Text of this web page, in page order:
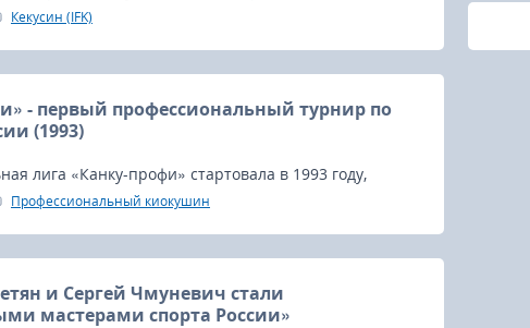
Каратэ (IFK) Александру Ивановичу
Кекусин (IFK)
- первый профессиональный турнир по
(1993)
лига «Канку-профи» стартовала в 1993 году,
турнир в Москве.
Профессиональный киокушин
и Сергей Чмуневич стали
мастерами спорта России»